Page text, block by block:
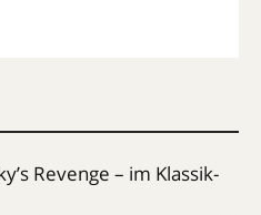
Revenge – im Klassik-